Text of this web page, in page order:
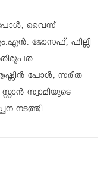
പോൾ, വൈസ്
ജോസഫ്, ഫില്ലി
പോൾ, സരിത
സ്വാമിയുടെ
നടത്തി.